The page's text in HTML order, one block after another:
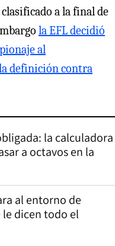
a la final de
la EFL decidió
al
definición contra
la calculadora
a octavos en la
al entorno de
le dicen todo el